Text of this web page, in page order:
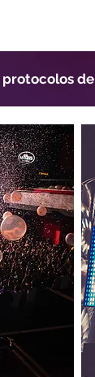
protocolos